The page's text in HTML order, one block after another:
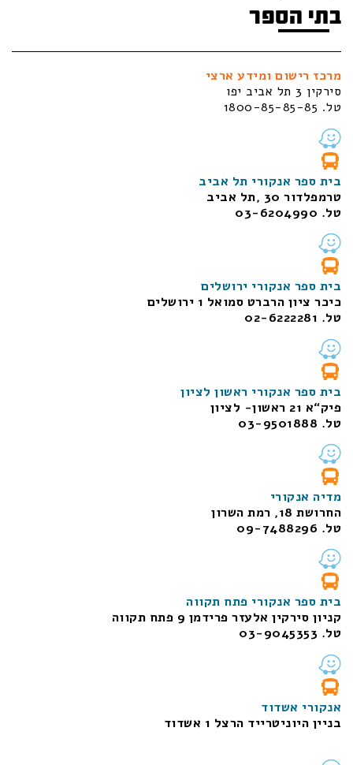
בתי הספר
מרכז רישום ומידע ארצי
סירקין 3 תל אביב יפו
טל. 1800-85-85-85
בית ספר אנקורי תל אביב
טרמפלדור 30 ,תל אביב
טל. 03-6204990
בית ספר אנקורי ירושלים
כיכר ציון הרברט סמואל 1
ירושלים
טל. 02-6222281
בית ספר אנקורי ראשון לציון
פיק“א 21 ראשון- לציון
טל. 03-9501888
מדיה אנקורי
החרושת 18, רמת השרון
טל. 09-7488296
בית ספר אנקורי פתח תקווה
קניון סירקין אלעזר פרידמן 9 פתח תקווה
טל. 03-9045353
אנקורי אשדוד
בניין היוניטרייד הרצל 1 אשדוד